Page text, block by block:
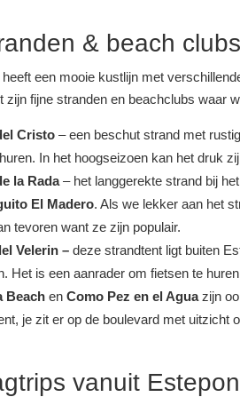
& beach
een mooie kustlijn met
zijn fijne stranden en beachclubs waar
Cristo – een beschut strand met
In het hoogseizoen kan het druk
la Rada– het langgerekte strand bij
El Madero. Als we lekker aan het
tevoren want ze zijn populair.
Velerin –deze strandtent ligt buiten
Het is een aanrader om fietsen te
BeachenComo Pez en el Aguazijn
je zit er op de boulevard met uitzicht
vanuit